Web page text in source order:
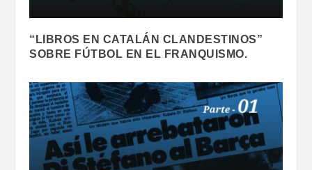
“LIBROS EN CATALÁN CLANDESTINOS”
SOBRE FÚTBOL EN EL FRANQUISMO.